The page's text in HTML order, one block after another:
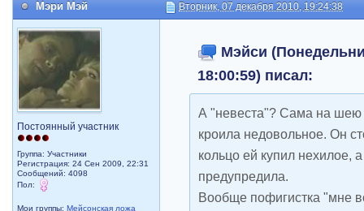
Мэри Мэй Вторник, 07 декабря 2010, 19:24:38
Постоянный участник
Группа: Участники
Регистрация: 24 Сен 2009, 22:31
Сообщений: 4098
Пол:
Мои группы:Мейсонская ложа
Мэйси
18:00:59) писал:
А "невеста"? Сама на шею
кроила недовольное. Он
кольцо ей купил нехилое,
предупредила.
Вообще пофигистка "мне